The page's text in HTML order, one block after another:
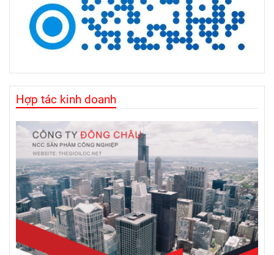
Hợp tác kinh doanh